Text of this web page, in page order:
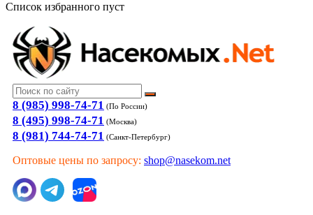
Список избранного пуст
8 (985) 998-74-71 (По России)
8 (495) 998-74-71 (Москва)
8 (981) 744-74-71 (Санкт-Петербург)
Оптовые цены по запросу: shop@nasekom.net